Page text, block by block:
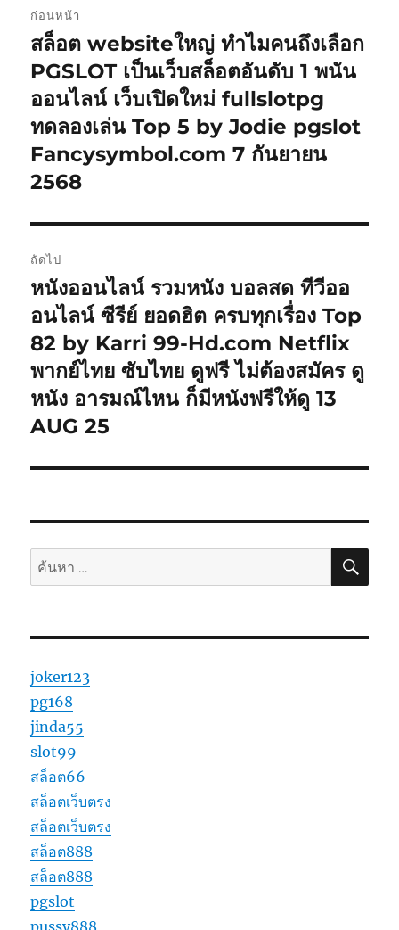
เรื่อง
ก่อนหน้า
เรื่อง
ก่อน
หน้า:
สล็อต websiteใหญ่ ทำไมคนถึงเลือก
PGSLOT เป็นเว็บสล็อตอันดับ 1 พนัน
ออนไลน์ เว็บเปิดใหม่ fullslotpg
ทดลองเล่น Top 5 by Jodie pgslot
Fancysymbol.com 7 กันยายน
2568
ถัดไป
เรื่อง
ต่อ
ไป:
หนังออนไลน์ รวมหนัง บอลสด ทีวีออ
อนไลน์ ซีรีย์ ยอดฮิต ครบทุกเรื่อง Top
82 by Karri 99-Hd.com Netflix
พากย์ไทย ซับไทย ดูฟรี ไม่ต้องสมัคร ดู
หนัง อารมณ์ไหน ก็มีหนังฟรีให้ดู 13
AUG 25
ค้นหา: ค้น
joker123
pg168
jinda55
slot99
สล็อต66
สล็อตเว็บตรง
สล็อตเว็บตรง
สล็อต888
สล็อต888
pgslot
pussy888